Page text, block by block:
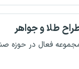
طلا و جواهر
فعال در حوزه